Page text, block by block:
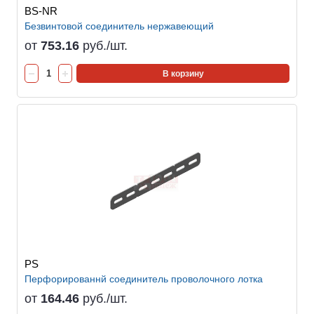
BS-NR
Безвинтовой соединитель нержавеющий
от 753.16 руб./шт.
В корзину
PS
Перфорированнй соединитель проволочного лотка
от 164.46 руб./шт.